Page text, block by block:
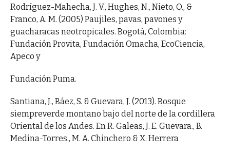
Rodríguez-Mahecha, J. V., Hughes, N., Nieto, O., &
Franco, A. M. (2005) Paujiles, pavas, pavones y
guacharacas neotropicales. Bogotá, Colombia:
Fundación Provita, Fundación Omacha, EcoCiencia,
Apeco y
Fundación Puma.
Santiana, J., Báez, S. & Guevara, J. (2013). Bosque
siempreverde montano bajo del norte de la cordillera
Oriental de los Andes. En R. Galeas, J. E. Guevara., B.
Medina-Torres., M. A. Chinchero & X. Herrera